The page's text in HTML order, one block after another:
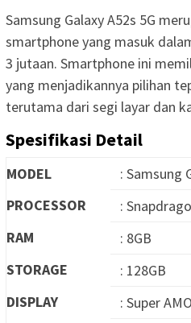
Samsung Galaxy A52s 5G
smartphone yang masuk
3 jutaan. Smartphone ini
yang menjadikannya pilihan
terutama dari segi layar dan
Spesifikasi Detail
MODEL
: Samsung
PROCESSOR
:
RAM
: 8GB
STORAGE
: 128GB
DISPLAY
: Super